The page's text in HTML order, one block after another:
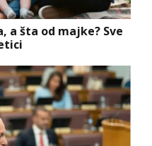
a šta od majke? Sve